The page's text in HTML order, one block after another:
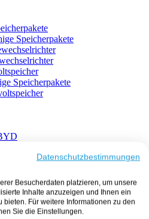
Speicherpakete
Speicherpakete
EcoFlow
+ FENECON
Datenschutzbestimmungen
Besucherdaten platzieren, um unsere
Inhalte anzuzeigen und Ihnen ein
Für weitere Informationen zu den
Sie die Einstellungen.